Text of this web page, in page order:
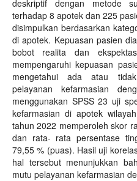
deskriptif dengan metode
terhadap 8 apotek dan 225
disimpulkan berdasarkan
di apotek. Kepuasan pasien
bobot realita dan
mempengaruhi kepuasan
mengetahui ada atau
pelayanan kefarmasian
menggunakan SPSS 23 uji
kefarmasian di apotek
tahun 2022 memperoleh skor
dan rata- rata persentase
79,55 % (puas). Hasil uji
hal tersebut menunjukkan
mutu pelayanan kefarmasian